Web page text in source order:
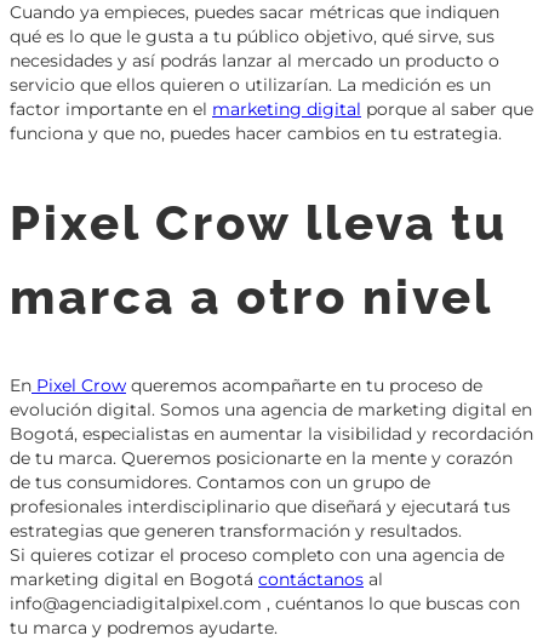
Cuando ya empieces, puedes sacar métricas que indiquen
qué es lo que le gusta a tu público objetivo, qué sirve, sus
necesidades y así podrás lanzar al mercado un producto o
servicio que ellos quieren o utilizarían. La medición es un
factor importante en el marketing digital porque al saber que
funciona y que no, puedes hacer cambios en tu estrategia.
Pixel Crow lleva tu
marca a otro nivel
En Pixel Crow queremos acompañarte en tu proceso de
evolución digital. Somos una agencia de marketing digital en
Bogotá, especialistas en aumentar la visibilidad y recordación
de tu marca. Queremos posicionarte en la mente y corazón
de tus consumidores. Contamos con un grupo de
profesionales interdisciplinario que diseñará y ejecutará tus
estrategias que generen transformación y resultados.
Si quieres cotizar el proceso completo con una agencia de
marketing digital en Bogotá contáctanos al
info@agenciadigitalpixel.com , cuéntanos lo que buscas con
tu marca y podremos ayudarte.